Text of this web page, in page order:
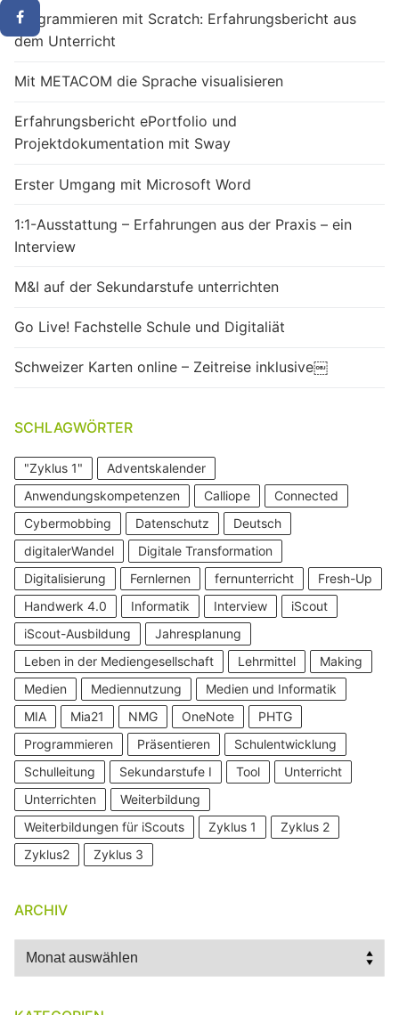
Programmieren mit Scratch: Erfahrungsbericht aus
dem Unterricht
Mit METACOM die Sprache visualisieren
Erfahrungsbericht ePortfolio und
Projektdokumentation mit Sway
Erster Umgang mit Microsoft Word
1:1-Ausstattung – Erfahrungen aus der Praxis – ein
Interview
M&I auf der Sekundarstufe unterrichten
Go Live! Fachstelle Schule und Digitaliät
Schweizer Karten online – Zeitreise inklusive￼
SCHLAGWÖRTER
"Zyklus 1"
Adventskalender
Anwendungskompetenzen
Calliope
Connected
Cybermobbing
Datenschutz
Deutsch
digitalerWandel
Digitale Transformation
Digitalisierung
Fernlernen fernunterricht
Fresh-Up
Handwerk 4.0
Informatik Interview
iScout
iScout-Ausbildung
Jahresplanung
Leben in der Mediengesellschaft
Lehrmittel
Making
Medien
Mediennutzung
Medien und Informatik
MIA
Mia21 NMG OneNote
PHTG
Programmieren
Präsentieren
Schulentwicklung
Schulleitung
Sekundarstufe I Tool
Unterricht
Unterrichten
Weiterbildung
Weiterbildungen für iScouts
Zyklus 1
Zyklus 2
Zyklus2
Zyklus 3
ARCHIV
Archiv